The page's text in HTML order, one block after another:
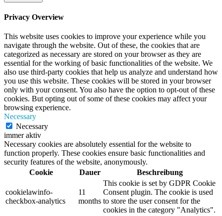
Privacy Overview
This website uses cookies to improve your experience while you
navigate through the website. Out of these, the cookies that are
categorized as necessary are stored on your browser as they are
essential for the working of basic functionalities of the website. We
also use third-party cookies that help us analyze and understand how
you use this website. These cookies will be stored in your browser
only with your consent. You also have the option to opt-out of these
cookies. But opting out of some of these cookies may affect your
browsing experience.
Necessary
Necessary
immer aktiv
Necessary cookies are absolutely essential for the website to
function properly. These cookies ensure basic functionalities and
security features of the website, anonymously.
Cookie
Dauer Beschreibung
cookielawinfo-
checkbox-analytics
11
months
This cookie is set by GDPR Cookie
Consent plugin. The cookie is used
to store the user consent for the
cookies in the category "Analytics".